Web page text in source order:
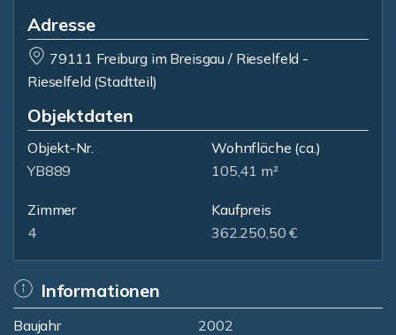
Adresse
79111 Freiburg im Breisgau / Rieselfeld -
Rieselfeld (Stadtteil)
Objektdaten
Objekt-Nr.
YB889
Wohnfläche (ca.)
105,41 m²
Zimmer
4
Kaufpreis
362.250,50 €
Informationen
Baujahr
2002